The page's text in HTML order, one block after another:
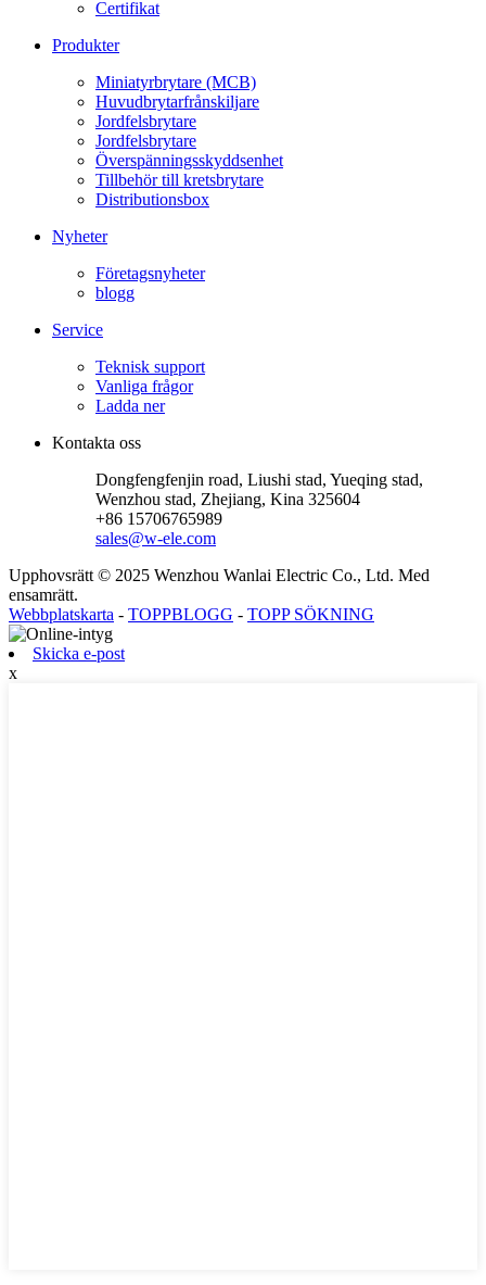
Certifikat
Produkter
Miniatyrbrytare (MCB)
Huvudbrytarfrånskiljare
Jordfelsbrytare
Jordfelsbrytare
Överspänningsskyddsenhet
Tillbehör till kretsbrytare
Distributionsbox
Nyheter
Företagsnyheter
blogg
Service
Teknisk support
Vanliga frågor
Ladda ner
Kontakta oss
Dongfengfenjin road, Liushi stad, Yueqing stad,
Wenzhou stad, Zhejiang, Kina 325604
+86 15706765989
sales@w-ele.com
Upphovsrätt © 2025 Wenzhou Wanlai Electric Co., Ltd. Med
ensamrätt.
Webbplatskarta - TOPPBLOGG - TOPP SÖKNING
Skicka e-post
x